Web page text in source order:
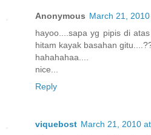
Anonymous March 21,
hayoo....sapa yg pipis di
hitam kayak basahan
hahahahaa....
nice...
Reply
viquebost March 21, 2010